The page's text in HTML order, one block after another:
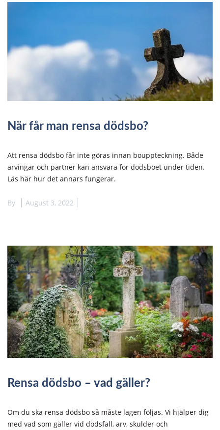
När får man rensa dödsbo?
Att rensa dödsbo får inte göras innan bouppteckning. Både
arvingar och partner kan ansvara för dödsboet under tiden.
Läs här hur det annars fungerar.
By August 3, 2022
Rensa dödsbo – vad gäller?
Om du ska rensa dödsbo så måste lagen följas. Vi hjälper dig
med vad som gäller vid dödsfall, arv, skulder och